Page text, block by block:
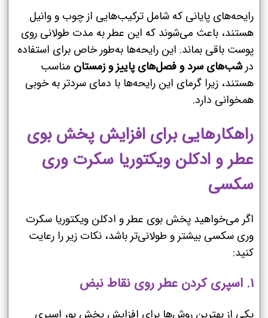
رایحه‌های پایانی که شامل ترکیب‌هایی از چوب و وانیل
هستند، باعث می‌شوند که این عطر به مدت طولانی روی
پوست باقی بماند. این رایحه‌ها به‌طور خاص برای استفاده
درشب‌های سرد و فصل‌های پاییز و زمستان مناسب
هستند، زیرا گرمای این رایحه‌ها با دمای سردتر به خوبی
همخوانی دارد.
راهکارهایی برای افزایش پخش بوی
عطر و ادکلن ویکتوریا سکرت وری
سکسی
اگر می‌خواهید پخش بوی عطر و ادکلن ویکتوریا سکرت
وری سکسی بیشتر و طولانی‌تر باشد، نکات زیر را رعایت
کنید:
۱. اسپری کردن عطر روی نقاط نبض
یکی از بهترین روش‌ها برای افزایش پخش بو، اسپری